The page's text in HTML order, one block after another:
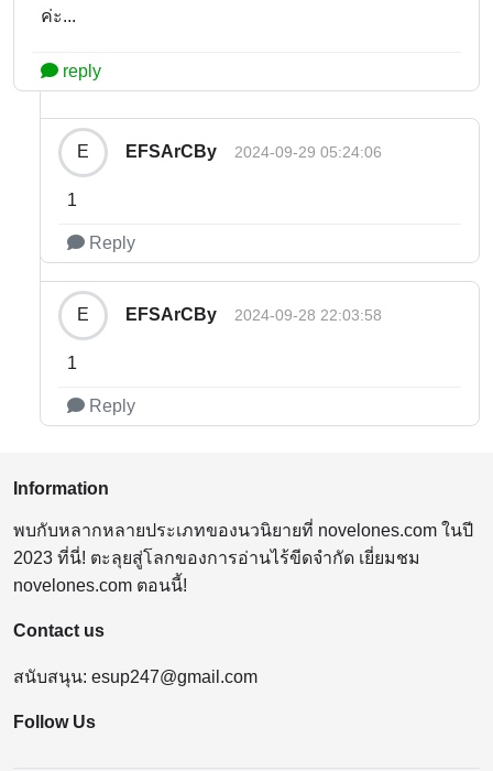
ค่ะ...
reply
E EFSArCBy 2024-09-29 05:24:06
1
Reply
E EFSArCBy 2024-09-28 22:03:58
1
Reply
Information
พบกับหลากหลายประเภทของนวนิยายที่ novelones.com ในปี
2023 ที่นี่! ตะลุยสู่โลกของการอ่านไร้ขีดจำกัด เยี่ยมชม
novelones.com ตอนนี้!
Contact us
สนับสนุน: esup247@gmail.com
Follow Us